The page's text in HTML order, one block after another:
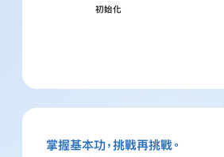
初始化
掌握基本功，挑戰再挑戰。